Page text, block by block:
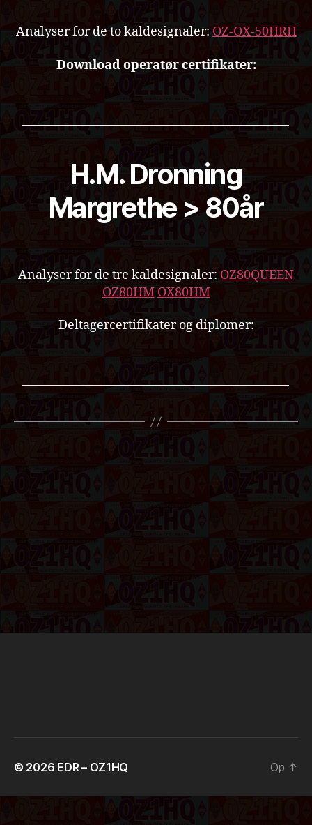
Analyser for de to kaldesignaler: OZ-OX-50HRH
Download operatør certifikater:
—————————————————————-
H.M. Dronning
Margrethe > 80år
Analyser for de tre kaldesignaler: OZ80QUEEN
OZ80HM OX80HM
Deltagercertifikater og diplomer:
—————————————————————-
© 2026 EDR – OZ1HQ Op ↑